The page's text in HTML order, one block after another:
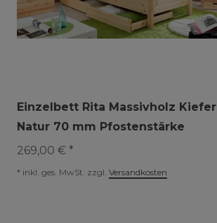
Einzelbett Rita Massivholz Kiefer
Natur 70 mm Pfostenstärke
269,00 € *
* inkl. ges. MwSt. zzgl. Versandkosten